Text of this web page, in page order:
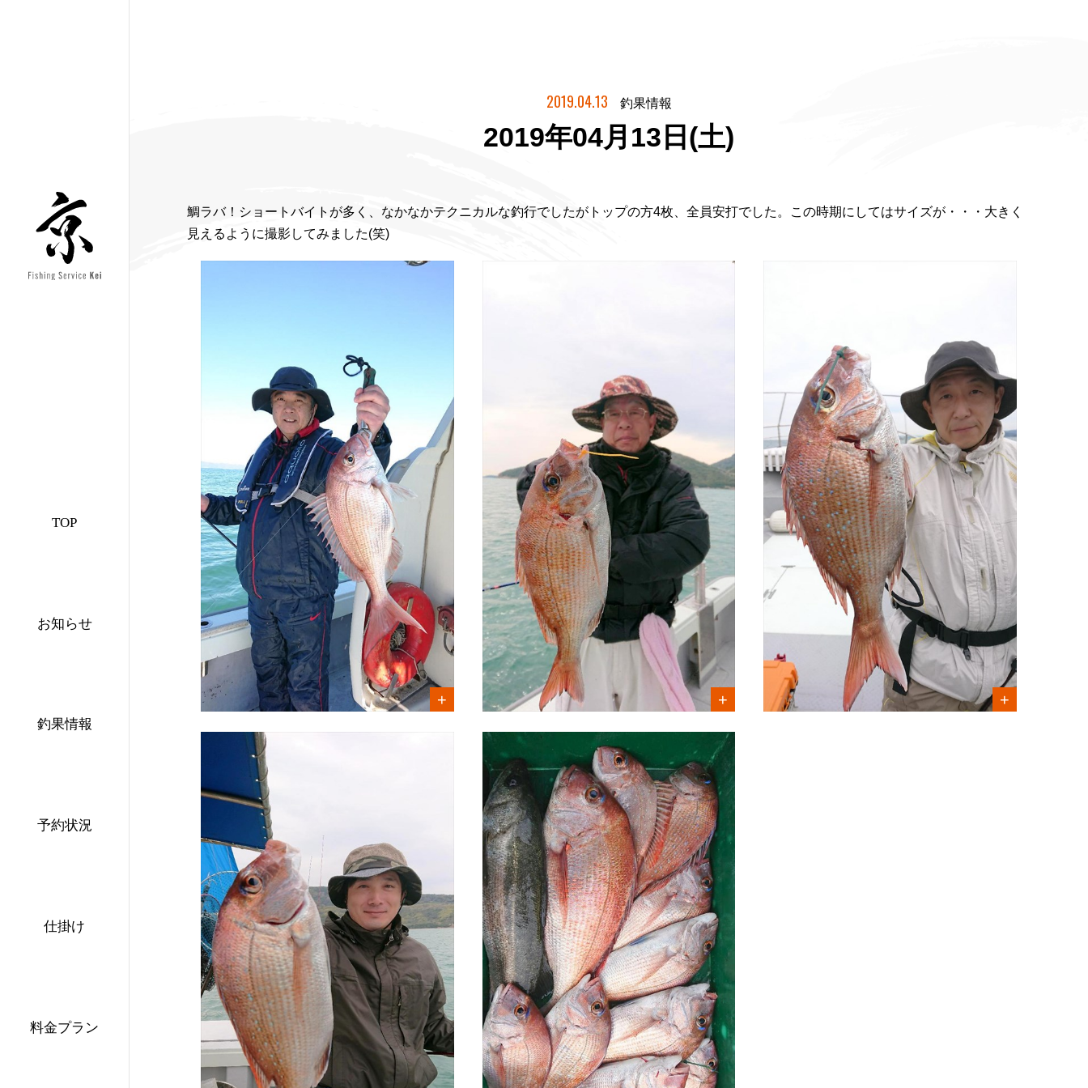
TOP
お知らせ
釣果情報
予約状況
仕掛け
料金プラン
2019.04.13 釣果情報
2019年04月13日(土)
鯛ラバ！ショートバイトが多く、なかなかテクニカルな釣行でしたがトップの方4枚、全員安打でした。この時期にしてはサイズが・・・大きく
見えるように撮影してみました(笑)